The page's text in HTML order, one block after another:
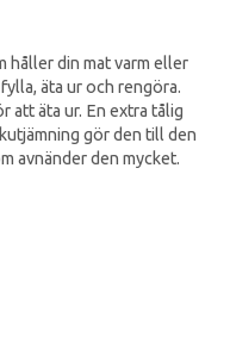
håller din mat varm eller
äta ur och rengöra.
att äta ur. En extra tålig
gör den till den
avnänder den mycket.